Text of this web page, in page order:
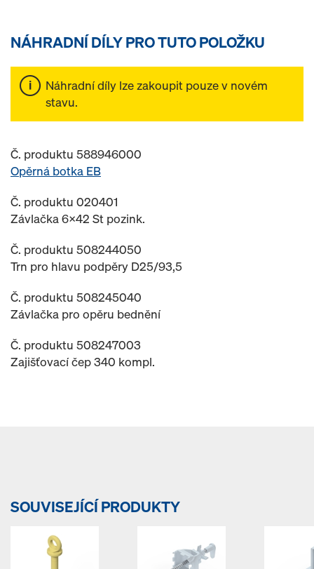
NÁHRADNÍ DÍLY PRO TUTO POLOŽKU
Náhradní díly lze zakoupit pouze v novém
stavu.
Č. produktu 588946000
Opěrná botka EB
Č. produktu 020401
Závlačka 6x42 St pozink.
Č. produktu 508244050
Trn pro hlavu podpěry D25/93,5
Č. produktu 508245040
Závlačka pro opěru bednění
Č. produktu 508247003
Zajišťovací čep 340 kompl.
SOUVISEJÍCÍ PRODUKTY